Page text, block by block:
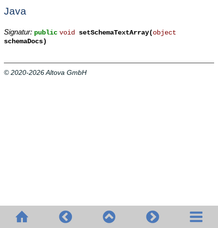
Java
Signatur: public void setSchemaTextArray( object
schemaDocs)
© 2020-2026 Altova GmbH